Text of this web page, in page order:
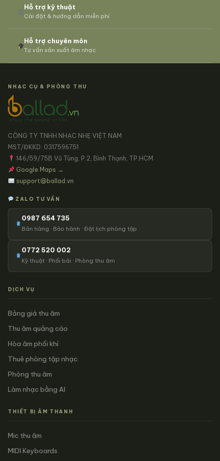
Hỗ trợ kỹ thuật
Cài đặt & hướng dẫn miễn phí
Hỗ trợ chuyên môn
Tư vấn sản xuất âm nhạc
NHẠC CỤ & PHÒNG THU
CÔNG TY TNHH NHẠC NHẸ VIỆT NAM
MST/ĐKKD: 0317596751
146/59/75B Vũ Tùng, P.2, Bình Thạnh, TP.HCM
Google Maps →
support@ballad.vn
ZALO TƯ VẤN
0987 654 735
Bán hàng · Bảo hành · Đặt lịch phòng tập
0772 520 002
Kỹ thuật · Phối bài · Phòng thu âm
DỊCH VỤ
Bảng giá thu âm
Thu âm quảng cáo
Hòa âm phối khí
Thuê phòng tập nhạc
Phòng thu âm
Làm nhạc bằng AI
THIẾT BỊ ÂM THANH
Mic thu âm
MIDI Keyboards